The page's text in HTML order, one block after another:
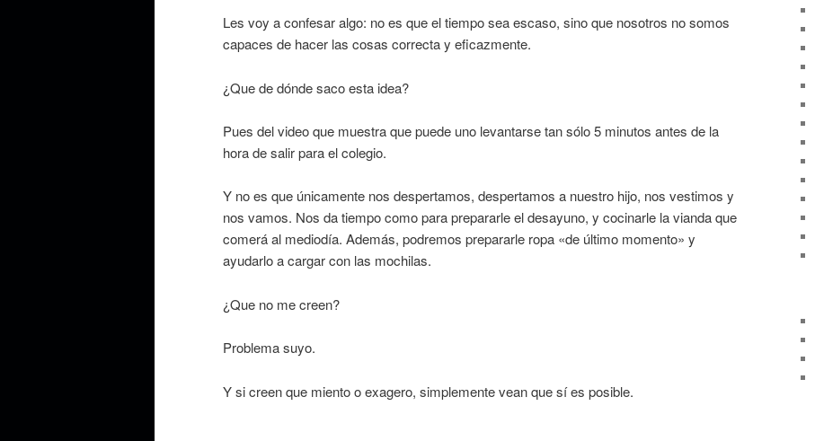
Les voy a confesar algo: no es que el tiempo sea escaso, sino que nosotros no somos
capaces de hacer las cosas correcta y eficazmente.
¿Que de dónde saco esta idea?
Pues del video que muestra que puede uno levantarse tan sólo 5 minutos antes de la
hora de salir para el colegio.
Y no es que únicamente nos despertamos, despertamos a nuestro hijo, nos vestimos y
nos vamos. Nos da tiempo como para prepararle el desayuno, y cocinarle la vianda que
comerá al mediodía. Además, podremos prepararle ropa «de último momento» y
ayudarlo a cargar con las mochilas.
¿Que no me creen?
Problema suyo.
Y si creen que miento o exagero, simplemente vean que sí es posible.